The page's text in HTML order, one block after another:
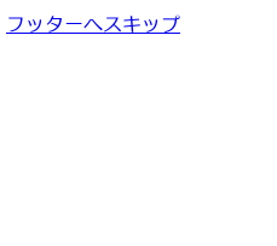
フッターへスキップ